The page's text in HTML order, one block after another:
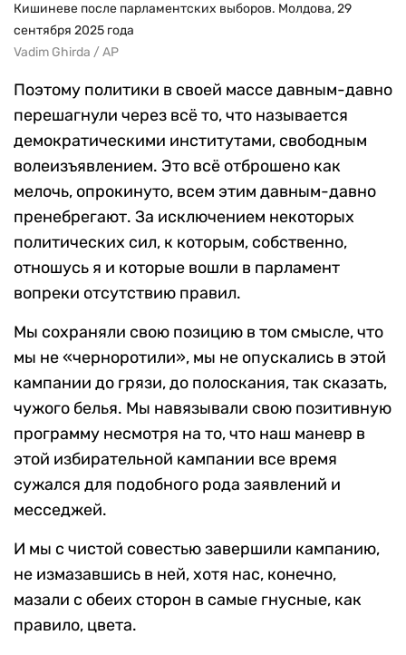
Кишиневе после парламентских выборов. Молдова, 29
сентября 2025 года
Vadim Ghirda / AP
Поэтому политики в своей массе давным-давно
перешагнули через всё то, что называется
демократическими институтами, свободным
волеизъявлением. Это всё отброшено как
мелочь, опрокинуто, всем этим давным-давно
пренебрегают. За исключением некоторых
политических сил, к которым, собственно,
отношусь я и которые вошли в парламент
вопреки отсутствию правил.
Мы сохраняли свою позицию в том смысле, что
мы не «черноротили», мы не опускались в этой
кампании до грязи, до полоскания, так сказать,
чужого белья. Мы навязывали свою позитивную
программу несмотря на то, что наш маневр в
этой избирательной кампании все время
сужался для подобного рода заявлений и
месседжей.
И мы с чистой совестью завершили кампанию,
не измазавшись в ней, хотя нас, конечно,
мазали с обеих сторон в самые гнусные, как
правило, цвета.